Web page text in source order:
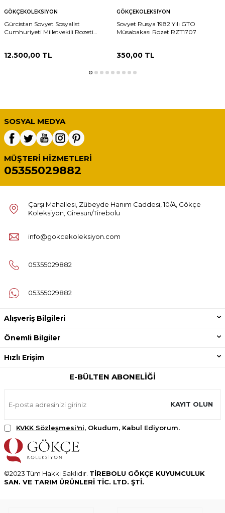
GÖKÇEKOLEKSIYON
Gürcistan Sovyet Sosyalist
Cumhuriyeti Milletvekili Rozeti
12.500,00 TL
GÖKÇEKOLEKSIYON
Sovyet Rusya 1982 Yılı GTO
Müsabakası Rozet RZT1707
350,00TL
SOSYAL MEDYA
MÜŞTERI HIZMETLERI
05355029882
Çarşı Mahallesi, Zübeyde Hanım Caddesi, 10/A, Gökçe
Koleksiyon, Giresun/Tirebolu
info@gokcekoleksiyon.com
05355029882
05355029882
Alışveriş Bilgileri
Önemli Bilgiler
Hızlı Erişim
E-BÜLTEN ABONELIĞI
KAYIT OLUN
KVKK Sözleşmesi'ni, Okudum, Kabul Ediyorum.
©2023 Tüm Hakkı Saklıdır. TİREBOLU GÖKÇE KUYUMCULUK
SAN. VE TARIM ÜRÜNLERİ TİC. LTD. ŞTİ.